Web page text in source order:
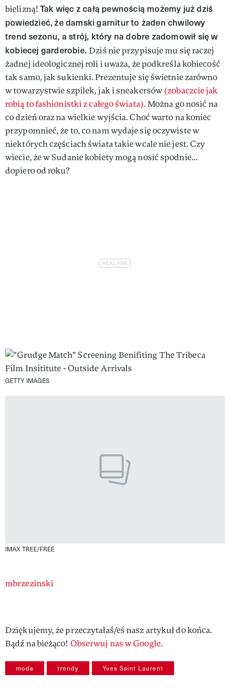
bielizną! Tak więc z całą pewnością możemy już dziś
powiedzieć, że damski garnitur to żaden chwilowy
trend sezonu, a strój, który na dobre zadomowił się w
kobiecej garderobie.Dziś nie przypisuje mu się raczej
żadnej ideologicznej roli i uważa, że podkreśla kobiecość
tak samo, jak sukienki. Prezentuje się świetnie zarówno
w towarzystwie szpilek, jak i sneakersów(zobaczcie jak
robią to fashionistki z całego świata).Można go nosić na
co dzień oraz na wielkie wyjścia. Choć warto na koniec
przypomnieć, że to, co nam wydaje się oczywiste w
niektórych częściach świata takie wcale nie jest. Czy
wiecie, że w Sudanie kobiety mogą nosić spodnie...
dopiero od roku?
GETTY IMAGES
IMAX TREE/FREE
Authors
mbrzezinski
Dziękujemy, że przeczytałaś/eś nasz artykuł do końca.
Bądź na bieżąco! Obserwuj nas w Google.
moda trendy Yves Saint Laurent